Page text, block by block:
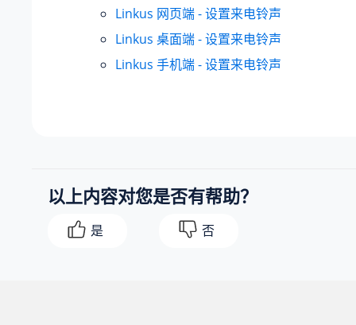
Linkus 网页端 - 设置来电铃声
Linkus 桌面端 - 设置来电铃声
Linkus 手机端 - 设置来电铃声
以上内容对您是否有帮助？
是 否